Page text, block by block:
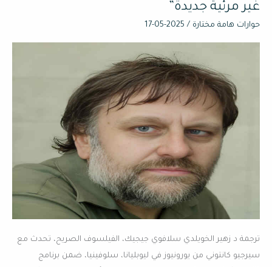
غير مرئية جديدة”
حوارات هامة مختارة /
2025-05-17
ترجمة د زهير الخويلدي سلافوي جيجيك، الفيلسوف الصريح، تحدث مع
سيرجيو كانتوني من يورونيوز في ليوبليانا، سلوفينيا، ضمن برنامج
مع
سلافوي